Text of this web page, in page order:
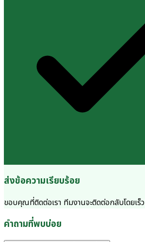
ส่งข้อความเรียบร้อย
ขอบคุณที่ติดต่อเรา ทีมงานจะติดต่อกลับโดยเร็
คำถามที่พบบ่อย